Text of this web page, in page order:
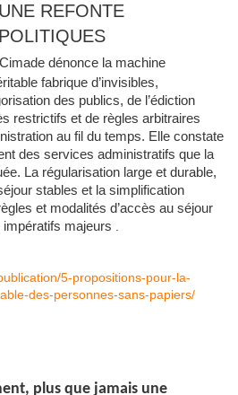
REFONTE
dénonce la machine
fabrique d’invisibles,
des publics, de l’édiction
restrictifs et de règles arbitraires
au fil du temps. Elle constate
des services administratifs que la
La régularisation large et durable,
stables et la simplification
et modalités d’accès au séjour
majeurs
5-propositions-pour-la-
des-personnes-sans-papiers/
plus que jamais une